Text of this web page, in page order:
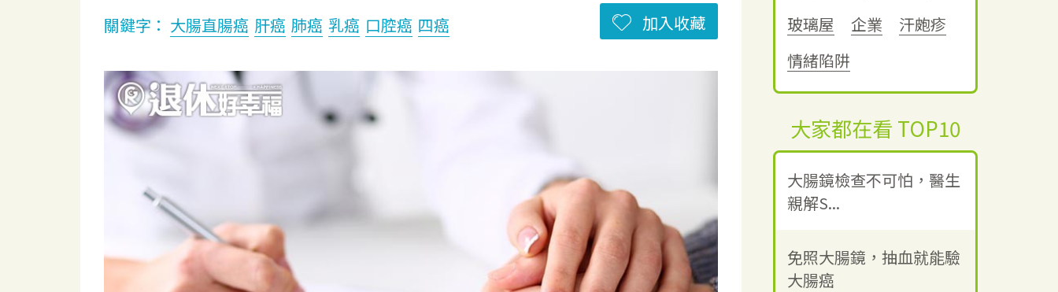
關鍵字： 大腸直腸癌 肝癌 肺癌 乳癌 口腔癌 四癌 加入收藏
玻璃屋
企業
汗皰疹
情緒陷阱
大家都在看 TOP10
大腸鏡檢查不可怕，醫生
親解S...
免照大腸鏡，抽血就能驗
大腸癌